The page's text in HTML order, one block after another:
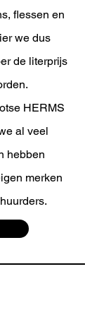
flessen en
we dus
de literprijs
HERMS
al veel
hebben
merken